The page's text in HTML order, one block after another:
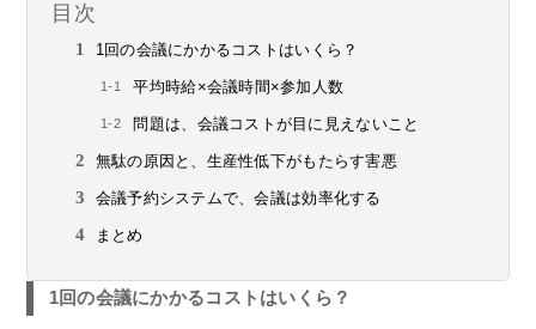
目次
1回の会議にかかるコストはいくら？
平均時給×会議時間×参加人数
問題は、会議コストが目に見えないこと
無駄の原因と、生産性低下がもたらす害悪
会議予約システムで、会議は効率化する
まとめ
1回の会議にかかるコストはいくら？